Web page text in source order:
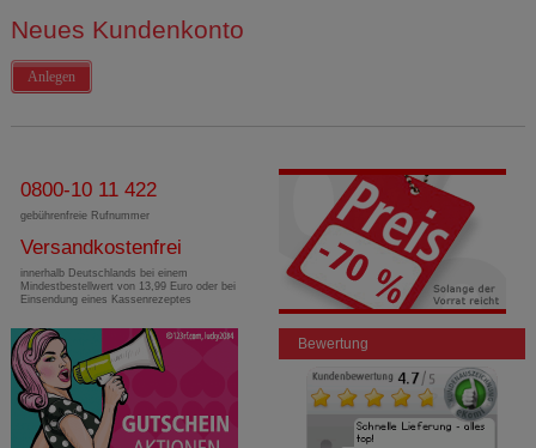
Neues Kundenkonto
Anlegen
0800-10 11 422
gebührenfreie Rufnummer
Versandkostenfrei
innerhalb Deutschlands bei einem
Mindestbestellwert von 13,99 Euro oder bei
Einsendung eines Kassenrezeptes
Bewertung